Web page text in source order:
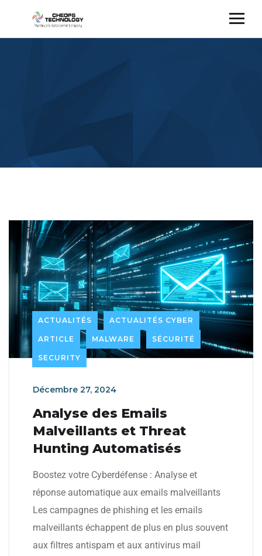
ACTUALITÉS ACTUALITÉS CYBER
ARTICLE MALWARE SÉCURITÉ
SECURITY
Décembre 27, 2024
Analyse des Emails
Malveillants et Threat
Hunting Automatisés
Boostez votre Cyberdéfense : Analyse et
réponse automatique aux emails malveillants
Les campagnes de phishing et les emails
malveillants échappent de plus en plus souvent
aux filtres antispam et aux antivirus mail